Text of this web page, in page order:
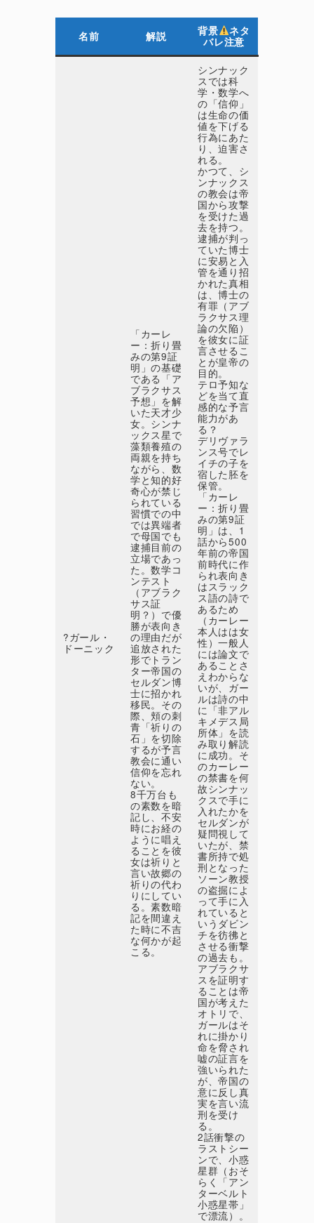
名前 解説 背景
ネタ
バレ注意
?ガール・
ドーニック
「カーレ
ー：折り畳
みの第9証
明」の基礎
である「ア
ブラクサス
予想」を解
いた天才少
女。シンナ
ックス星で
藻類養殖の
両親を持ち
ながら、数
学と知的好
奇心が禁じ
られている
習慣での中
では異端者
で母国でも
逮捕目前の
立場であっ
た。数学コ
ンテスト
（アブラク
サス証
明？）で優
勝が表向き
の理由だが
追放された
形でトラン
ター帝国の
セルダン博
士に招かれ
移民。その
際、頬の刺
青「祈りの
石」を切除
するが予言
教会に通い
信仰を忘れ
ない。
8千万台も
の素数を暗
記し、不安
時にお経の
ように唱え
ることを彼
女は祈りと
言い故郷の
祈りの代わ
りにしてい
る。素数暗
記を間違え
た時に不吉
な何かが起
こる。
シンナック
スでは科
学・数学へ
の「信仰」
は生命の価
値を下げる
行為にあた
り、迫害さ
れる。
かつて、シ
ンナックス
の教会は帝
国から攻撃
を受けた過
去を持つ。
逮捕が判っ
ていた博士
に安易と入
管を通り招
かれた真相
は、博士の
有罪（アブ
ラクサス理
論の欠陥）
を彼女に証
言させるこ
とが皇帝の
目的。
テロ予知な
どを当て直
感的な予言
能力があ
る？
デリヴァラ
ンス号でレ
イチの子を
宿した胚を
保管。
「カーレ
ー：折り畳
みの第9証
明」は、1
話から500
年前の帝国
前時代に作
られ表向き
はスラック
ス語の詩で
あるため
（カーレー
本人はは女
性）一般人
には論文で
あることさ
えわからな
いが、ガー
ルは詩の中
に「非アル
キメデス局
所体」を読
み取り解読
に成功。そ
のカーレー
の禁書を何
故シンナッ
クスで手に
入れたかを
セルダンが
疑問視して
いたが、禁
書所持で処
刑となった
ソーン教授
の盗掘によ
って手に入
れていると
いうダビン
チを彷彿と
させる衝撃
の過去も。
アブラクサ
スを証明す
ることは帝
国が考えた
オトリで、
ガールはそ
れに掛かり
命を脅され
嘘の証言を
強いられた
が、帝国の
意に反し真
実を言い流
刑を受け
る。
2話衝撃の
ラストシー
ンで、小惑
星群（おそ
らく「アン
ターベルト
小惑星帯」
で漂流）。